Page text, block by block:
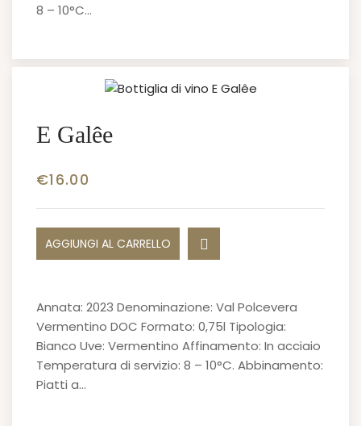
8 – 10°C…
E Galêe
€16.00
AGGIUNGI AL CARRELLO
Annata: 2023 Denominazione: Val Polcevera
Vermentino DOC Formato: 0,75l Tipologia:
Bianco Uve: Vermentino Affinamento: In acciaio
Temperatura di servizio: 8 – 10°C. Abbinamento:
Piatti a…